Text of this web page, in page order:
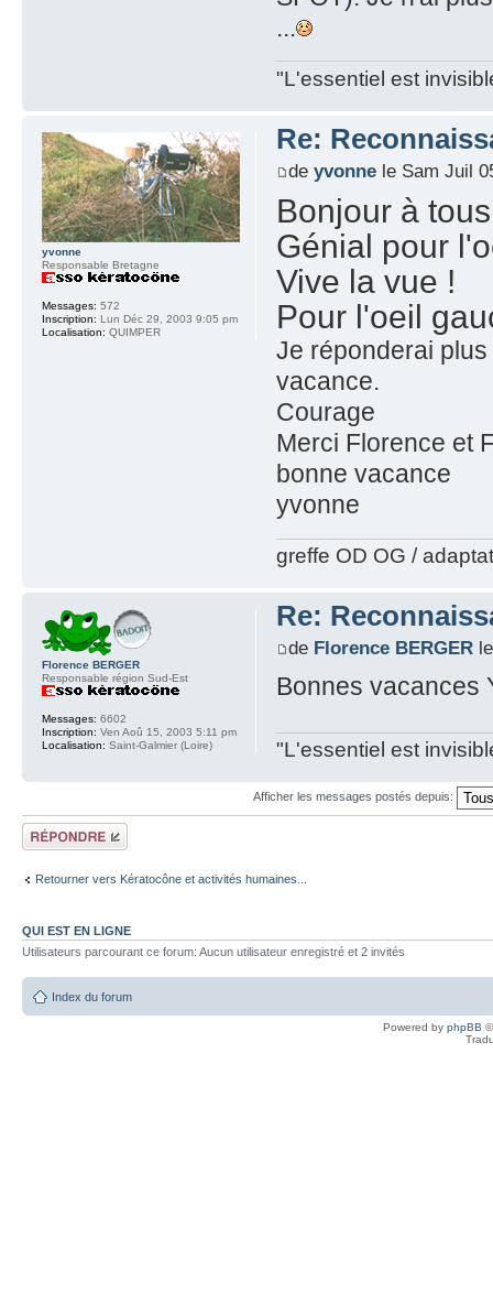
...
"L'essentiel est
Re:
de yvonnele Sam Juil
Bonjour à
Génial pour
Vive la vue !
Pour l'oeil
Je réponderai
vacance.
Courage
Merci Florence et
bonne vacance
yvonne
greffe OD OG /
yvonne
Responsable Bretagne
Messages: 572
Inscription: Lun Déc 29, 2003 9:05 pm
Localisation: QUIMPER
Re:
de Florence BERGERle
Bonnes vacances
"L'essentiel est
Florence BERGER
Responsable région Sud-Est
Messages: 6602
Inscription: Ven Aoû 15, 2003 5:11 pm
Localisation: Saint-Galmier (Loire)
Afficher les messages postés depuis:
Répondre
Retourner vers Kératocône et activités humaines...
QUI EST EN LIGNE
Utilisateurs parcourant ce forum: Aucun utilisateur enregistré et 2 invités
Index du forum
Powered by phpBB